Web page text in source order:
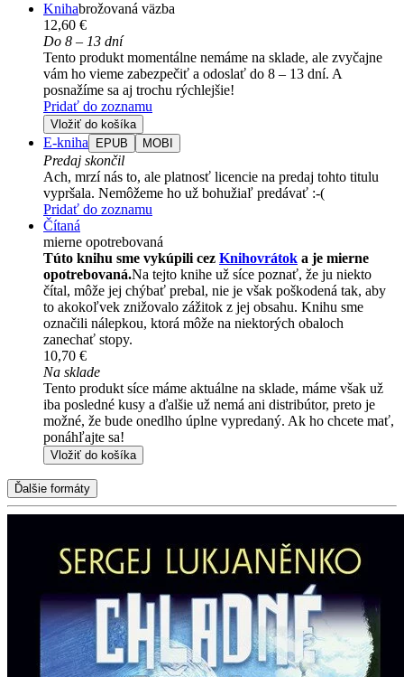
Knihabrožovaná väzba
12,60 €
Do 8 – 13 dní
Tento produkt momentálne nemáme na sklade, ale zvyčajne
vám ho vieme zabezpečiť a odoslať do 8 – 13 dní. A
posnažíme sa aj trochu rýchlejšie!
Pridať do zoznamu
Vložiť do košíka
E-kniha EPUB MOBI
Predaj skončil
Ach, mrzí nás to, ale platnosť licencie na predaj tohto titulu
vypršala. Nemôžeme ho už bohužiaľ predávať :-(
Pridať do zoznamu
Čítaná
mierne opotrebovaná
Túto knihu sme vykúpili cez Knihovrátok a je mierne
opotrebovaná.Na tejto knihe už síce poznať, že ju niekto
čítal, môže jej chýbať prebal, nie je však poškodená tak, aby
to akokoľvek znižovalo zážitok z jej obsahu. Knihu sme
označili nálepkou, ktorá môže na niektorých obaloch
zanechať stopy.
10,70 €
Na sklade
Tento produkt síce máme aktuálne na sklade, máme však už
iba posledné kusy a ďalšie už nemá ani distribútor, preto je
možné, že bude onedlho úplne vypredaný. Ak ho chcete mať,
ponáhľajte sa!
Vložiť do košíka
Ďalšie formáty